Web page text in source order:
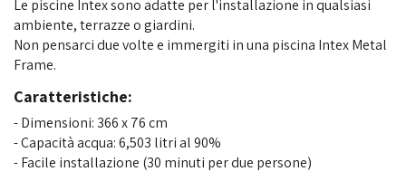
Le piscine Intex sono adatte per l'installazione in qualsiasi
ambiente, terrazze o giardini.
Non pensarci due volte e immergiti in una piscina Intex Metal
Frame.
Caratteristiche:
- Dimensioni: 366 x 76 cm
- Capacità acqua: 6,503 litri al 90%
- Facile installazione (30 minuti per due persone)